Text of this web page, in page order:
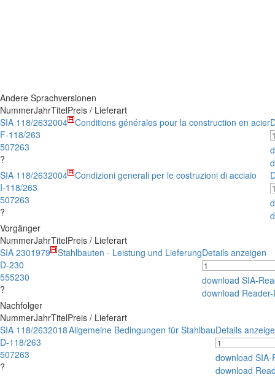
Andere Sprachversionen
NummerJahrTitelPreis / Lieferart
SIA 118/263
F-118/263
507263
?
2004 Conditions générales pour la construction en acier
SIA 118/263
I-118/263
507263
?
2004 Condizioni generali per le costruzioni di acciaio
Vorgänger
NummerJahrTitelPreis / Lieferart
SIA 230
D-230
555230
?
1979 Stahlbauten - Leistung und LieferungDetails anzeigen
download SIA-
download
Nachfolger
NummerJahrTitelPreis / Lieferart
SIA 118/263
D-118/263
507263
?
2018Allgemeine Bedingungen für StahlbauDetails
download
download